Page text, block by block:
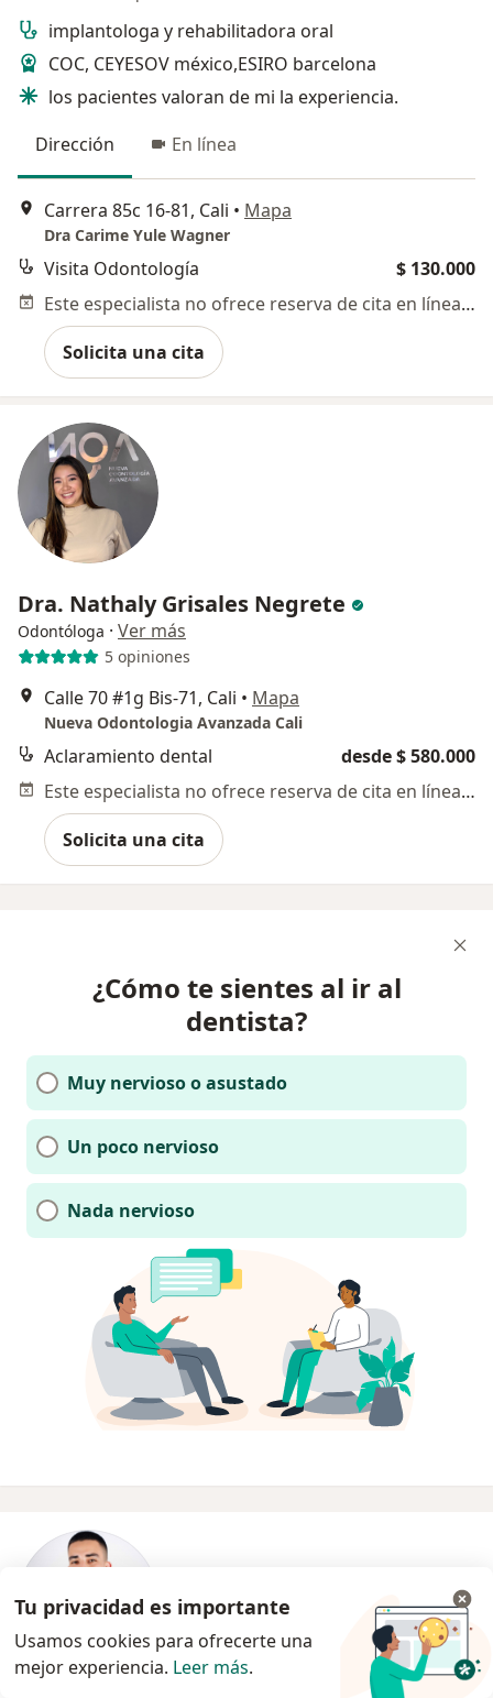
implantologa y rehabilitadora oral
COC, CEYESOV méxico,ESIRO barcelona
los pacientes valoran de mi la experiencia.
Dirección
En línea
Carrera 85c 16-81, Cali • Mapa
Dra Carime Yule Wagner
Visita Odontología
$ 130.000
Este especialista no ofrece reserva de cita en línea en esta dirección.
Solicita una cita
Dra. Nathaly Grisales Negrete
Odontóloga · Ver más
5 opiniones
Calle 70 #1g Bis-71, Cali • Mapa
Nueva Odontologia Avanzada Cali
Aclaramiento dental
desde $ 580.000
Este especialista no ofrece reserva de cita en línea en esta dirección.
Solicita una cita
¿Cómo te sientes al ir al
dentista?
Muy nervioso o asustado
Un poco nervioso
Nada nervioso
Tu privacidad es importante
Usamos cookies para ofrecerte una
mejor experiencia. Leer más.